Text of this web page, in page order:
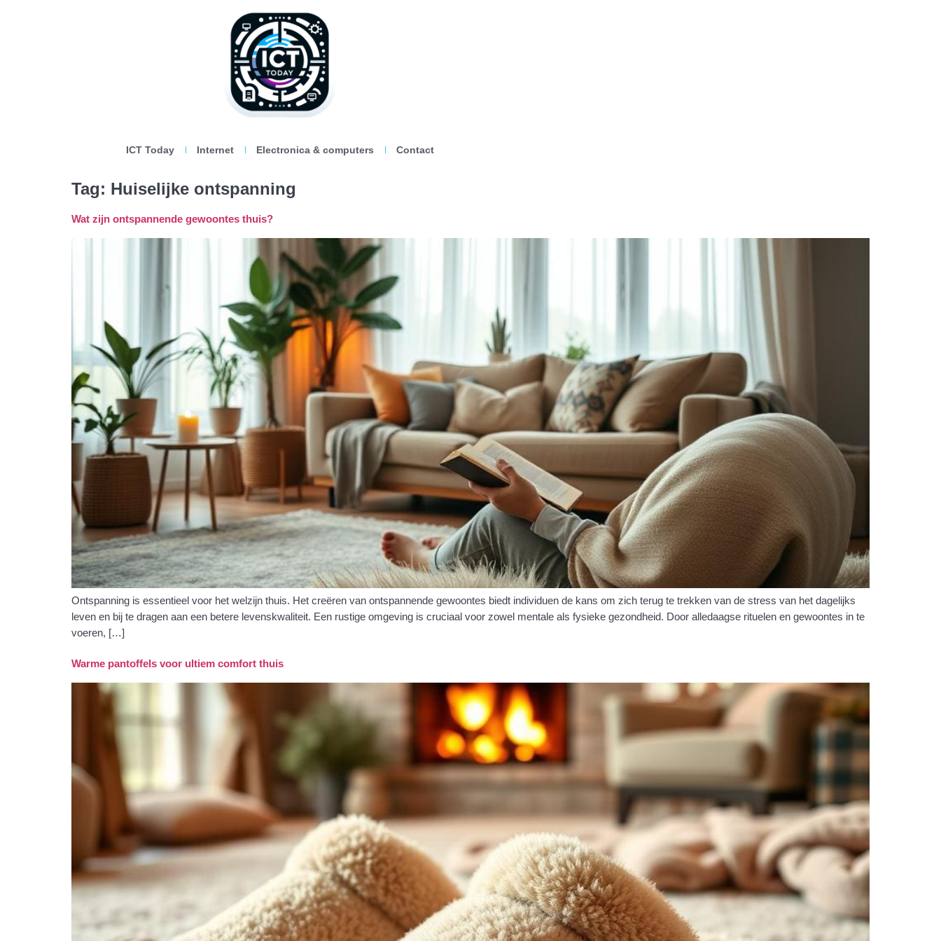
ICT Today Internet Electronica & computers Contact
Tag: Huiselijke ontspanning
Wat zijn ontspannende gewoontes thuis?
Ontspanning is essentieel voor het welzijn thuis. Het creëren van ontspannende gewoontes biedt individuen de kans om zich terug te trekken van de stress van het dagelijks
leven en bij te dragen aan een betere levenskwaliteit. Een rustige omgeving is cruciaal voor zowel mentale als fysieke gezondheid. Door alledaagse rituelen en gewoontes in te
voeren, […]
Warme pantoffels voor ultiem comfort thuis